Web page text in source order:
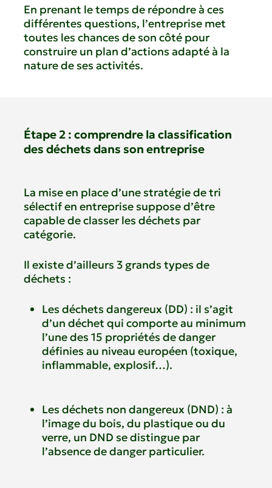
En prenant le temps de répondre à ces
différentes questions, l’entreprise met
toutes les chances de son côté pour
construire un plan d’actions adapté à la
nature de ses activités.
Étape 2 : comprendre la classification
des déchets dans son entreprise
La mise en place d’une stratégie de tri
sélectif en entreprise suppose d’être
capable de classer les déchets par
catégorie.
Il existe d’ailleurs 3 grands types de
déchets :
Les déchets dangereux (DD) : il s’agit
d’un déchet qui comporte au minimum
l’une des 15 propriétés de danger
définies au niveau européen (toxique,
inflammable, explosif…).
Les déchets non dangereux (DND) : à
l’image du bois, du plastique ou du
verre, un DND se distingue par
l’absence de danger particulier.